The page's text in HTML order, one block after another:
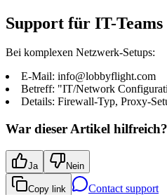
Support für IT-Teams
Bei komplexen Netzwerk-Setups:
E-Mail: info@lobbyflight.com
Betreff: "IT/Network
Details: Firewall-Typ, Proxy-
War dieser Artikel hilfreich?
Ja Nein
Copy link Contact support